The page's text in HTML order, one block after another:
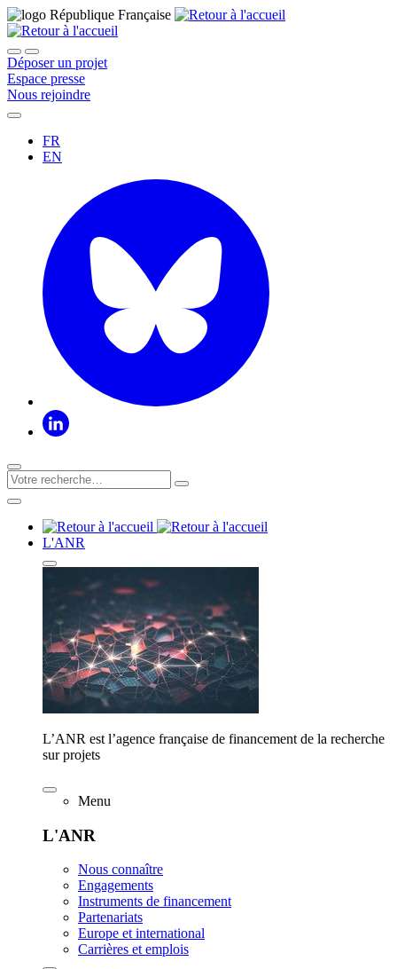
Déposer un projet
Espace presse
Nous rejoindre
FR
EN
L'ANR
L’ANR est l’agence française de financement de la recherche
sur projets
Menu
L'ANR
Nous connaître
Engagements
Instruments de financement
Partenariats
Europe et international
Carrières et emplois